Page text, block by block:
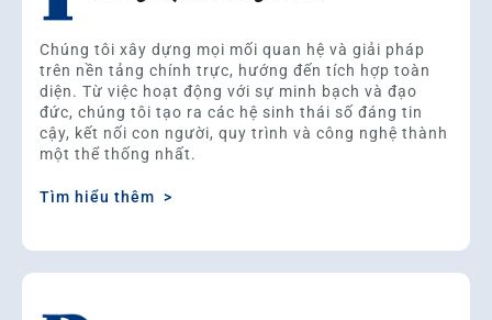
Chúng tôi xây dựng mọi mối quan hệ và giải pháp
trên nền tảng chính trực, hướng đến tích hợp toàn
diện. Từ việc hoạt động với sự minh bạch và đạo
đức, chúng tôi tạo ra các hệ sinh thái số đáng tin
cậy, kết nối con người, quy trình và công nghệ thành
một thể thống nhất.
Tìm hiểu thêm >